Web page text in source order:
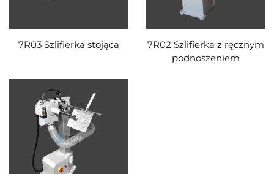
7R03 Szlifierka stojąca
7R02 Szlifierka z ręcznym
podnoszeniem